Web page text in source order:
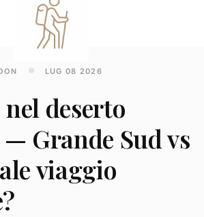
LUG 08 2026
deserto
Grande Sud vs
viaggio